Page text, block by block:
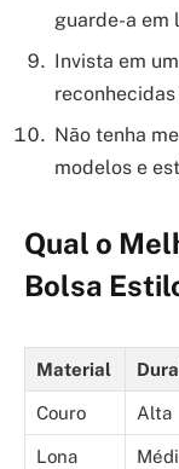
guarde-a em
Invista em
Não tenha
modelos e
Qual o
Bolsa
Material
Couro Alta
Lona